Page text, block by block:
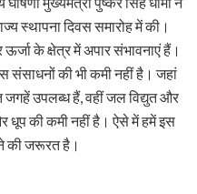
स्थापना दिवस समारोह में की।
के क्षेत्र में अपार संभावनाएं हैं।
संसाधनों की भी कमी नहीं है। जहां
जगहें उपलब्ध हैं, वहीं जल विद्युत और
धूप की कमी नहीं है। ऐसे में हमें इस
की जरूरत है।